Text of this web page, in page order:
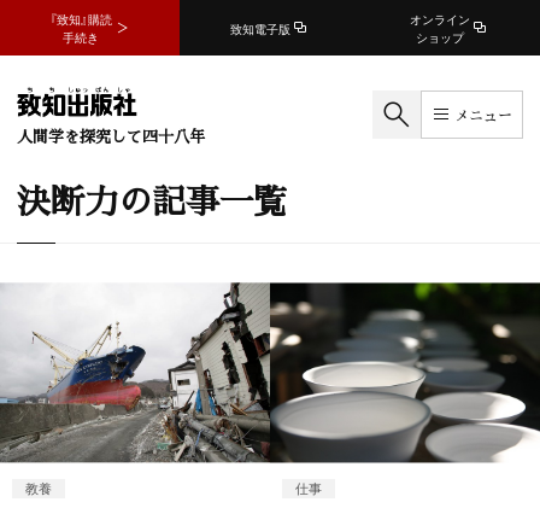
『致知』購読
手続き
致知電子版
オンライン
ショップ
人間学を探究して四十八年
メニュー
決断力の記事一覧
教養 仕事